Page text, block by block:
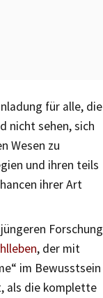
für alle, die
nicht sehen, sich
Wesen zu
und ihren teils
ihrer Art
Forschung
, der mit
im Bewusstsein
als die komplette